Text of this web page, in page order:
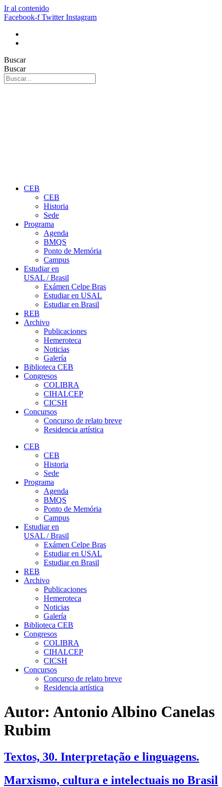
Ir al contenido
Facebook-f Twitter Instagram
Buscar
Buscar
CEB
CEB
Historia
Sede
Programa
Agenda
BMQS
Ponto de Memória
Campus
Estudiar en
USAL / Brasil
Exámen Celpe Bras
Estudiar en USAL
Estudiar en Brasil
REB
Archivo
Publicaciones
Hemeroteca
Noticias
Galería
Biblioteca CEB
Congresos
COLIBRA
CIHALCEP
CICSH
Concursos
Concurso de relato breve
Residencia artística
CEB
CEB
Historia
Sede
Programa
Agenda
BMQS
Ponto de Memória
Campus
Estudiar en
USAL / Brasil
Exámen Celpe Bras
Estudiar en USAL
Estudiar en Brasil
REB
Archivo
Publicaciones
Hemeroteca
Noticias
Galería
Biblioteca CEB
Congresos
COLIBRA
CIHALCEP
CICSH
Concursos
Concurso de relato breve
Residencia artística
Autor: Antonio Albino Canelas
Rubim
Textos, 30. Interpretação e linguagens.
Marxismo, cultura e intelectuais no Brasil